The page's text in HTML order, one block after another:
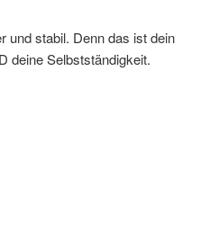
und stabil. Denn das ist dein
deine Selbstständigkeit.